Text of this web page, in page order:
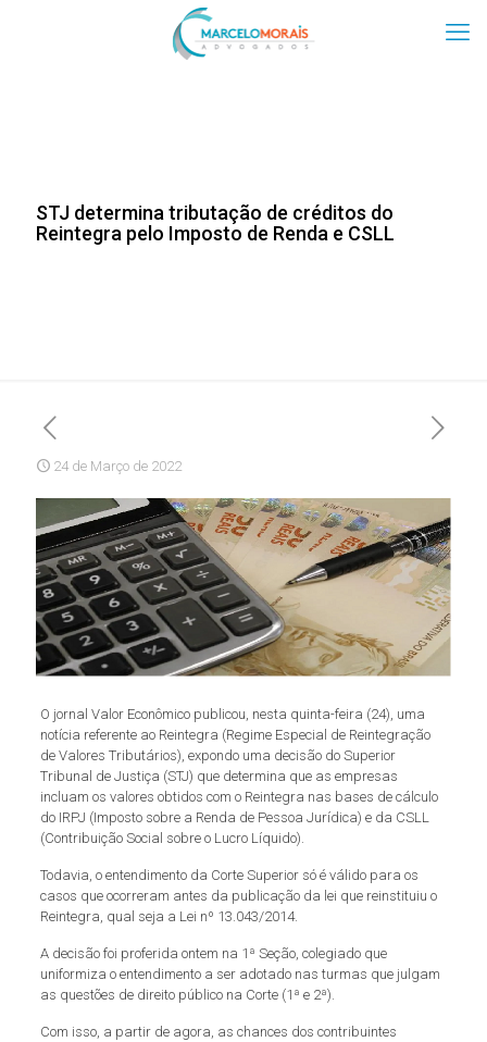
STJ determina tributação de créditos do
Reintegra pelo Imposto de Renda e CSLL
24 de Março de 2022
O jornal Valor Econômico publicou, nesta quinta-feira (24), uma
notícia referente ao Reintegra (Regime Especial de Reintegração
de Valores Tributários), expondo uma decisão do Superior
Tribunal de Justiça (STJ) que determina que as empresas
incluam os valores obtidos com o Reintegra nas bases de cálculo
do IRPJ (Imposto sobre a Renda de Pessoa Jurídica) e da CSLL
(Contribuição Social sobre o Lucro Líquido).
Todavia, o entendimento da Corte Superior só é válido para os
casos que ocorreram antes da publicação da lei que reinstituiu o
Reintegra, qual seja a Lei nº 13.043/2014.
A decisão foi proferida ontem na 1ª Seção, colegiado que
uniformiza o entendimento a ser adotado nas turmas que julgam
as questões de direito público na Corte (1ª e 2ª).
Com isso, a partir de agora, as chances dos contribuintes